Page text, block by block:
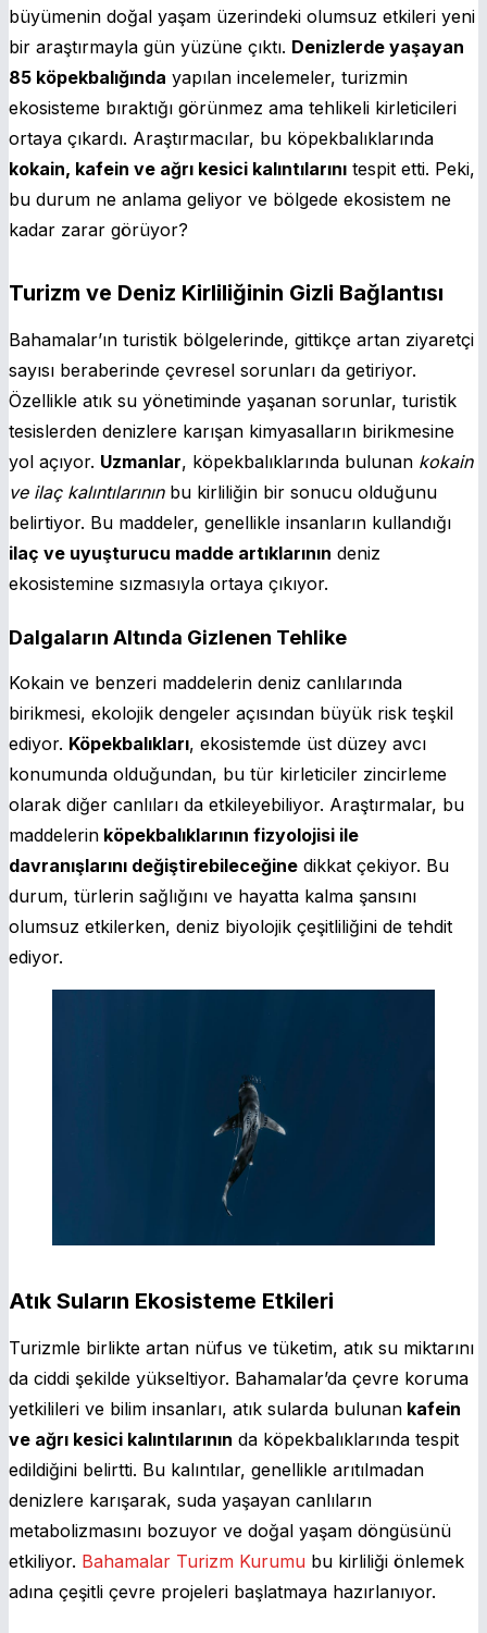
büyümenin doğal yaşam üzerindeki olumsuz etkileri yeni
bir araştırmayla gün yüzüne çıktı. Denizlerde yaşayan
85 köpekbalığında yapılan incelemeler, turizmin
ekosisteme bıraktığı görünmez ama tehlikeli kirleticileri
ortaya çıkardı. Araştırmacılar, bu köpekbalıklarında
kokain, kafein ve ağrı kesici kalıntılarını tespit etti. Peki,
bu durum ne anlama geliyor ve bölgede ekosistem ne
kadar zarar görüyor?
Turizm ve Deniz Kirliliğinin Gizli Bağlantısı
Bahamalar’ın turistik bölgelerinde, gittikçe artan ziyaretçi
sayısı beraberinde çevresel sorunları da getiriyor.
Özellikle atık su yönetiminde yaşanan sorunlar, turistik
tesislerden denizlere karışan kimyasalların birikmesine
yol açıyor. Uzmanlar, köpekbalıklarında bulunan kokain
ve ilaç kalıntılarınınbu kirliliğin bir sonucu olduğunu
belirtiyor. Bu maddeler, genellikle insanların kullandığı
ilaç ve uyuşturucu madde artıklarının deniz
ekosistemine sızmasıyla ortaya çıkıyor.
Dalgaların Altında Gizlenen Tehlike
Kokain ve benzeri maddelerin deniz canlılarında
birikmesi, ekolojik dengeler açısından büyük risk teşkil
ediyor. Köpekbalıkları, ekosistemde üst düzey avcı
konumunda olduğundan, bu tür kirleticiler zincirleme
olarak diğer canlıları da etkileyebiliyor. Araştırmalar, bu
maddelerin köpekbalıklarının fizyolojisi ile
davranışlarını değiştirebileceğine dikkat çekiyor. Bu
durum, türlerin sağlığını ve hayatta kalma şansını
olumsuz etkilerken, deniz biyolojik çeşitliliğini de tehdit
ediyor.
Atık Suların Ekosisteme Etkileri
Turizmle birlikte artan nüfus ve tüketim, atık su miktarını
da ciddi şekilde yükseltiyor. Bahamalar’da çevre koruma
yetkilileri ve bilim insanları, atık sularda bulunan kafein
ve ağrı kesici kalıntılarının da köpekbalıklarında tespit
edildiğini belirtti. Bu kalıntılar, genellikle arıtılmadan
denizlere karışarak, suda yaşayan canlıların
metabolizmasını bozuyor ve doğal yaşam döngüsünü
etkiliyor. Bahamalar Turizm Kurumu bu kirliliği önlemek
adına çeşitli çevre projeleri başlatmaya hazırlanıyor.